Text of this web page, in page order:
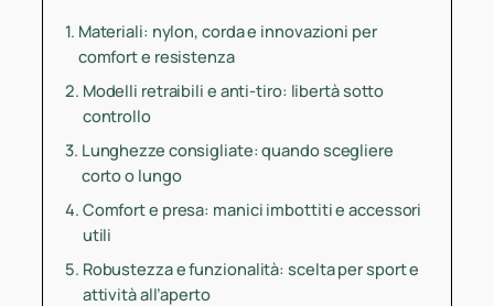
Materiali: nylon, corda e innovazioni per
comfort e resistenza
Modelli retraibili e anti-tiro: libertà sotto
controllo
Lunghezze consigliate: quando scegliere
corto o lungo
Comfort e presa: manici imbottiti e accessori
utili
Robustezza e funzionalità: scelta per sport e
attività all’aperto